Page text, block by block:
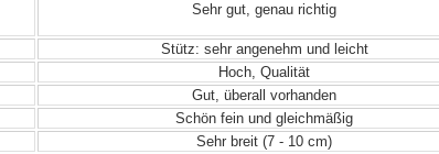
Sehr gut, genau richtig
Stütz: sehr angenehm und leicht
Hoch, Qualität
Gut, überall vorhanden
Schön fein und gleichmäßig
Sehr breit (7 - 10 cm)